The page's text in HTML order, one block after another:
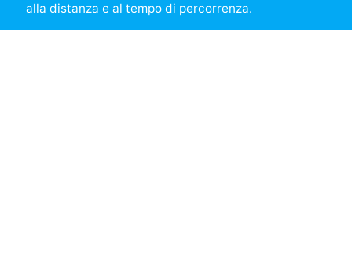
alla distanza e al tempo di percorrenza.